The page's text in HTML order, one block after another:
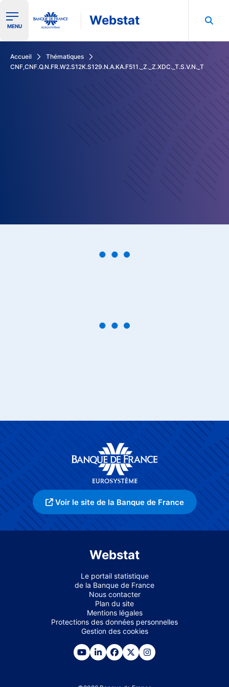
Ouvrir le menu de navigation
MENU Webstat
Accueil
Thématiques
CNF,CNF.Q.N.FR.W2.S12K.S129.N.A.KA.F511._Z._Z.XDC._T.S.V.N._T
Voir le site de la Banque de France
Webstat
Le portail statistique
de la Banque de France
Nous contacter
Plan du site
Mentions légales
Protections des données personnelles
Gestion des cookies